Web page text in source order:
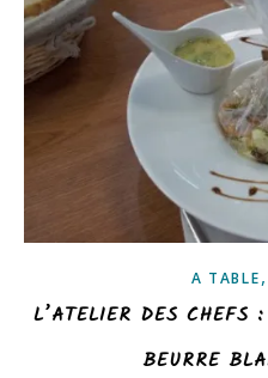
A TABLE,
L’ATELIER DES CHEFS
BEURRE